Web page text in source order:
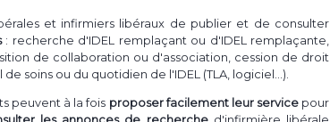
et infirmiers libéraux de publier et de consulter
: recherche d'IDEL remplaçant ou d'IDEL remplaçante,
de collaboration ou d'association, cession de droit
soins ou du quotidien de l'IDEL (TLA, logiciel...).
peuvent à la fois proposer facilement leur servicepour